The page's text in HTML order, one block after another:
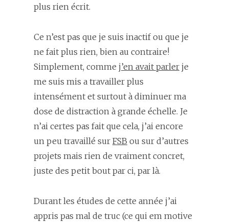
plus rien écrit.
Ce n’est pas que je suis inactif ou que je
ne fait plus rien, bien au contraire!
Simplement, comme j’en avait parler je
me suis mis a travailler plus
intensément et surtout à diminuer ma
dose de distraction à grande échelle. Je
n’ai certes pas fait que cela, j’ai encore
un peu travaillé sur FSB ou sur d’autres
projets mais rien de vraiment concret,
juste des petit bout par ci, par là.
Durant les études de cette année j’ai
appris pas mal de truc (ce qui em motive